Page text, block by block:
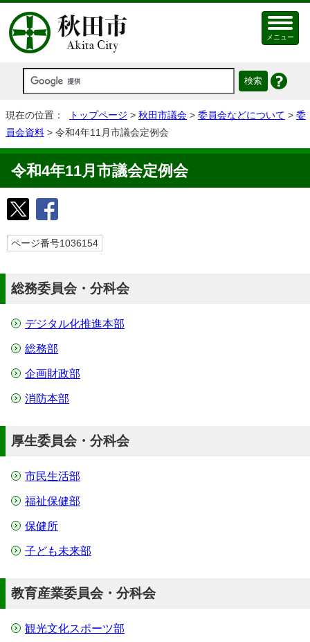
メニュー
現在の位置： トップページ > 秋田市議会 > 委員会などについて > 委
員会資料 > 令和4年11月市議会定例会
令和4年11月市議会定例会
ページ番号1036154
総務委員会・分科会
デジタル化推進本部
総務部
企画財政部
消防本部
厚生委員会・分科会
市民生活部
福祉保健部
保健所
子ども未来部
教育産業委員会・分科会
観光文化スポーツ部